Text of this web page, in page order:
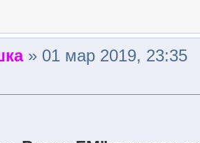
» 01 мар 2019, 23:35